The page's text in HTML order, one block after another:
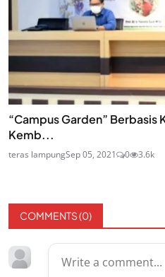
“Campus Garden” Berbasis
Kemb...
teras lampungSep 05, 2021 0 3.6k
COMMENTS (0)